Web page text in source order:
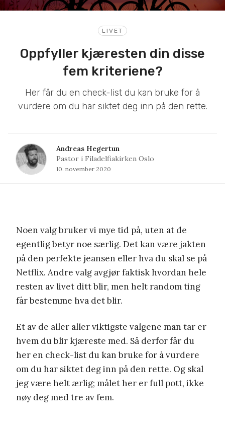
LIVET
Oppfyller kjæresten din disse
fem kriteriene?
Her får du en check-list du kan bruke for å
vurdere om du har siktet deg inn på den rette.
Andreas Hegertun
Pastor i Filadelfiakirken Oslo
10. november 2020
Noen valg bruker vi mye tid på, uten at de
egentlig betyr noe særlig. Det kan være jakten
på den perfekte jeansen eller hva du skal se på
Netflix. Andre valg avgjør faktisk hvordan hele
resten av livet ditt blir, men helt random ting
får bestemme hva det blir.
Et av de aller aller viktigste valgene man tar er
hvem du blir kjæreste med. Så derfor får du
her en check-list du kan bruke for å vurdere
om du har siktet deg inn på den rette. Og skal
jeg være helt ærlig; målet her er full pott, ikke
nøy deg med tre av fem.